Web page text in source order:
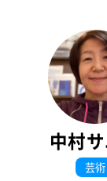
中村
芸術